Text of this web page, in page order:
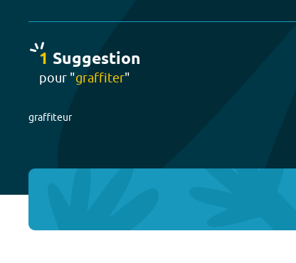
1 Suggestion
pour "graffiter"
graffiteur